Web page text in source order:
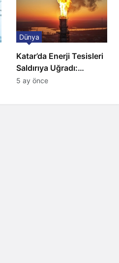
Katar’da Enerji Tesisleri
Saldırıya Uğradı:
Avrupa’da Doğalgaz
Dünya
5 ay önce